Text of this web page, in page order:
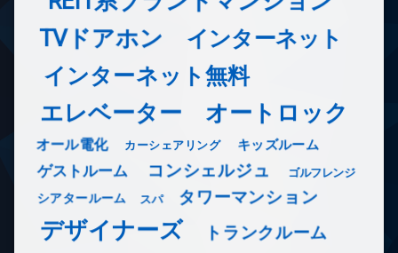
TVドアホン インターネット
インターネット無料
エレベーター オートロック
オール電化 カーシェアリング キッズルーム
ゲストルーム コンシェルジュ ゴルフレンジ
シアタールーム スパ タワーマンション
デザイナーズ トランクルーム